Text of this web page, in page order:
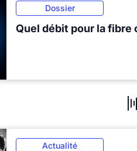
Dossier
Quel débit pour la fibre
Actualité